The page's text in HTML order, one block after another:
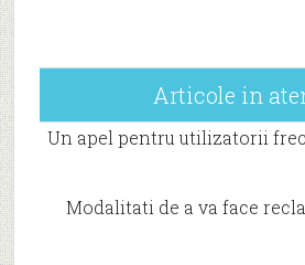
Articole in
Un apel pentru utilizatorii
Modalitati de a va face